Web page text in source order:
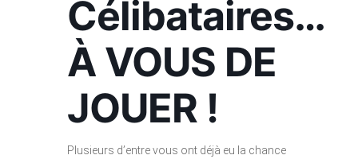
Célibataires…
À VOUS DE
JOUER !
Plusieurs d’entre vous ont déjà eu la chance